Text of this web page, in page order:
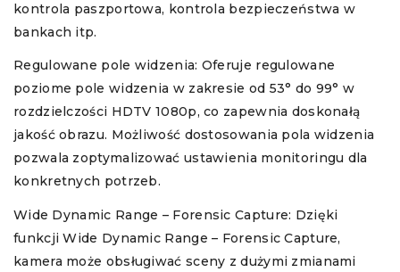
kontrola paszportowa, kontrola bezpieczeństwa w
bankach itp.
Regulowane pole widzenia: Oferuje regulowane
poziome pole widzenia w zakresie od 53° do 99° w
rozdzielczości HDTV 1080p, co zapewnia doskonałą
jakość obrazu. Możliwość dostosowania pola widzenia
pozwala zoptymalizować ustawienia monitoringu dla
konkretnych potrzeb.
Wide Dynamic Range – Forensic Capture: Dzięki
funkcji Wide Dynamic Range – Forensic Capture,
kamera może obsługiwać sceny z dużymi zmianami